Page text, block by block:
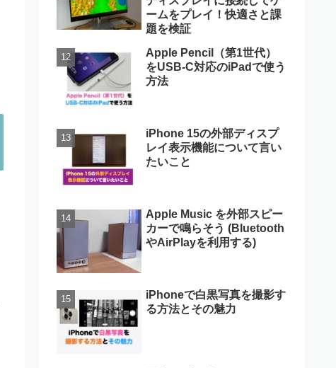
ームをプレイ！快適さと課
題を検証
Apple Pencil（第1世代）
をUSB-C対応のiPadで使う
方法
iPhone 15の外部ディスプ
レイ表示機能について言い
たいこと
Apple Music を外部スピー
カーで鳴らそう (Bluetooth
やAirPlayを利用する)
iPhoneで白黒写真を撮影す
る方法とその魅力